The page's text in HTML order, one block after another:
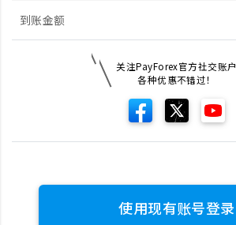
到账金额
关注PayForex官方社交账户
各种优惠不错过！
使用现有账号登录